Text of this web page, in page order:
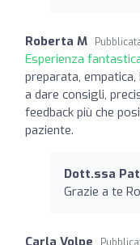
Roberta M
Esperienza
preparata,
a dare consigli,
feedback più che
paziente.
Dott.ssa
Grazie a te
Carla Volpe